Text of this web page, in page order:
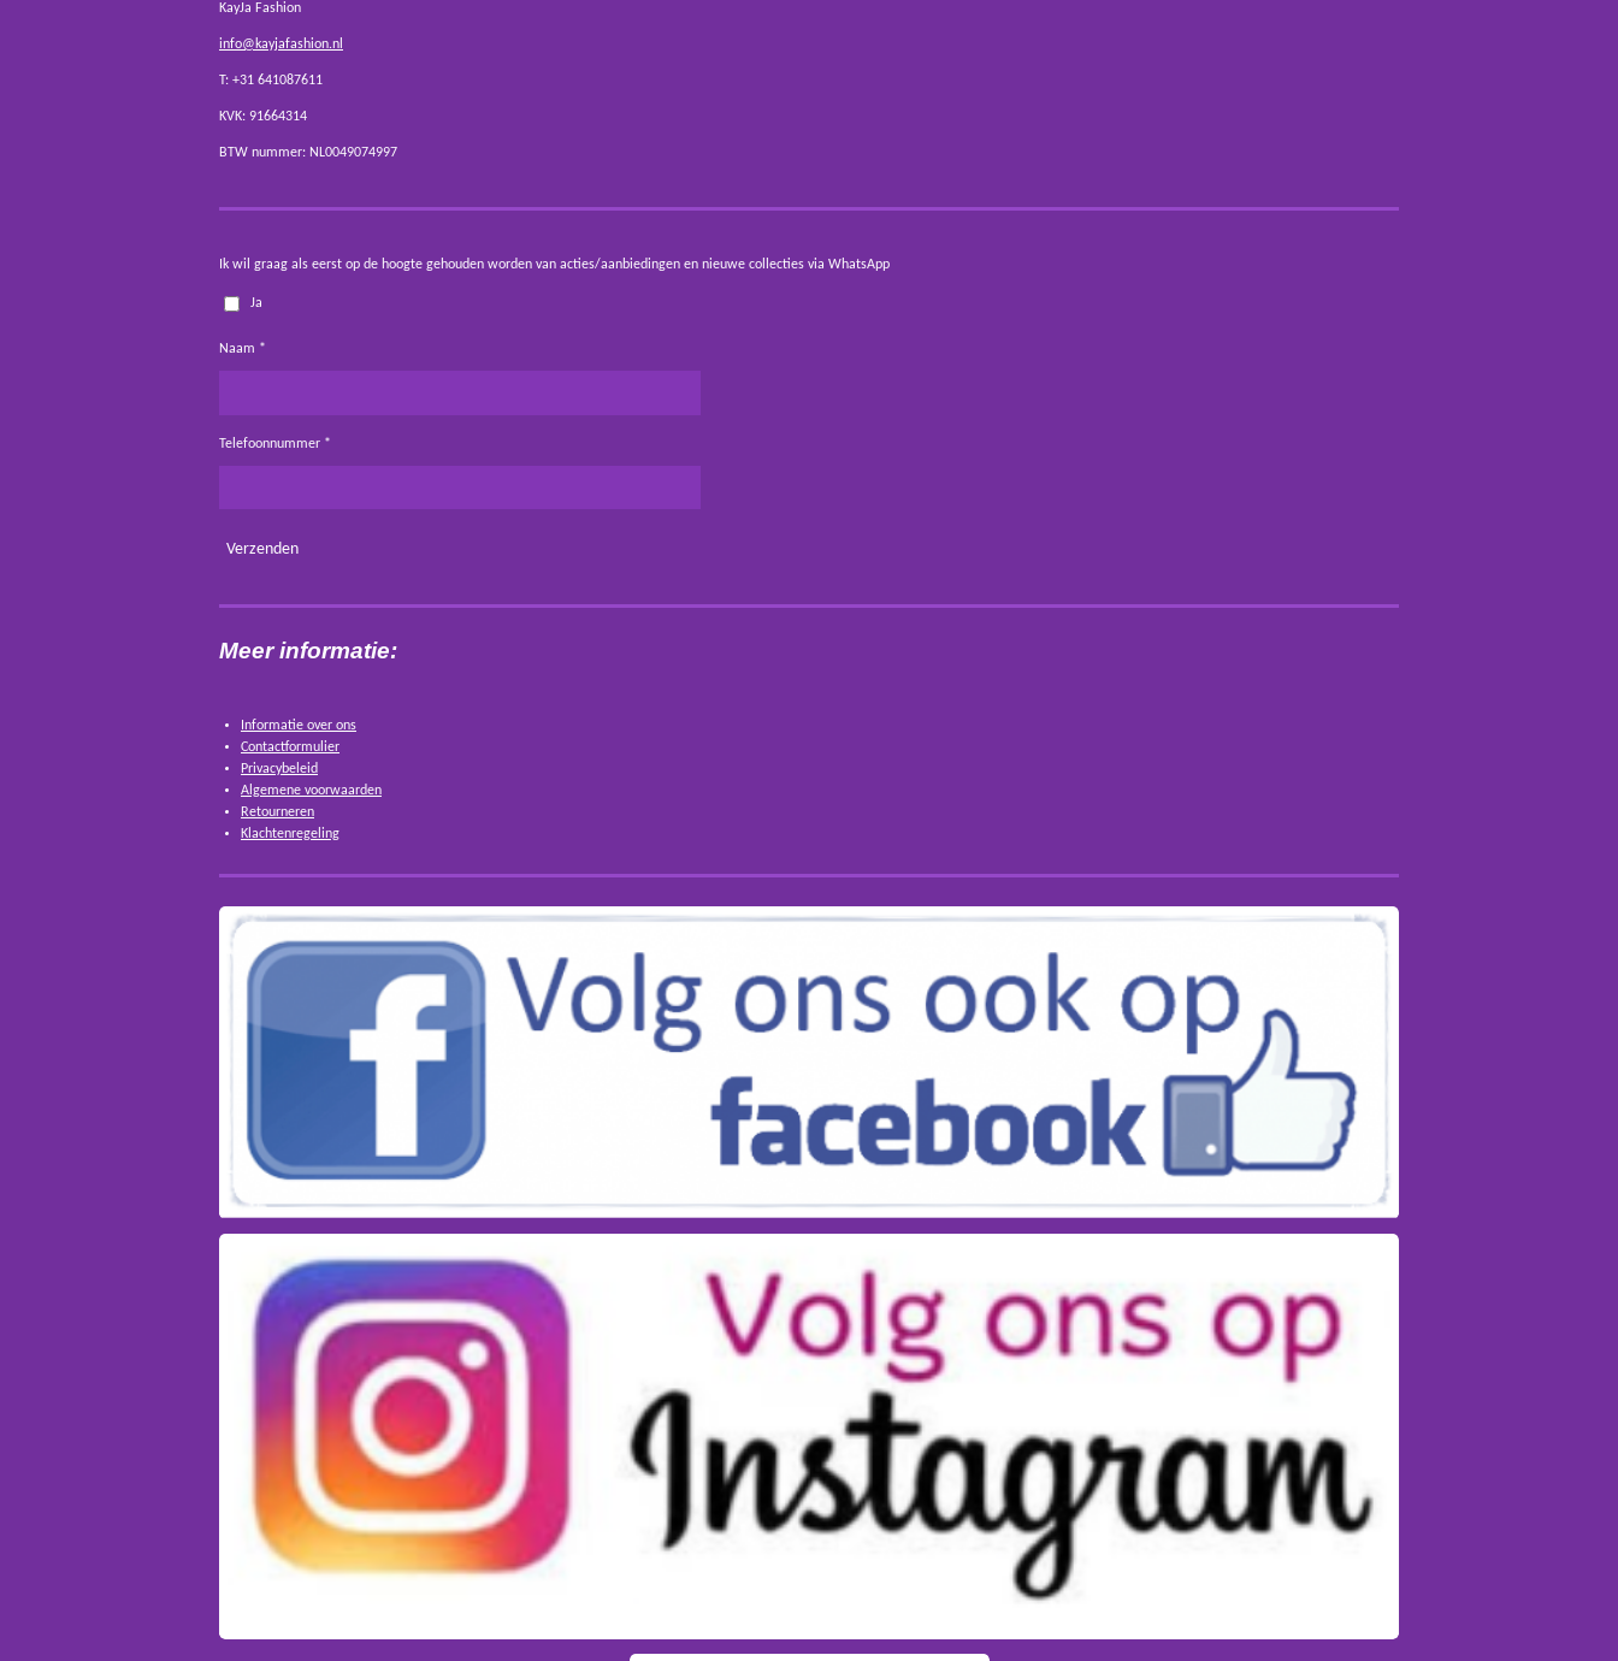
KayJa Fashion
info@kayjafashion.nl
T: +31 641087611
KVK: 91664314
BTW nummer: NL0049074997
Ik wil graag als eerst op de hoogte gehouden worden van acties/aanbiedingen en nieuwe collecties via WhatsApp
Ja
Naam *
Telefoonnummer *
Verzenden
Meer informatie:
Informatie over ons
Contactformulier
Privacybeleid
Algemene voorwaarden
Retourneren
Klachtenregeling